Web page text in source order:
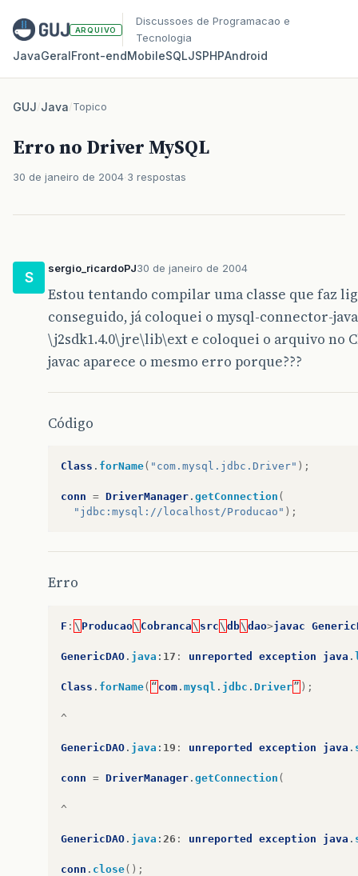
ARQUIVO
Discussoes de Programacao e
Tecnologia
JavaGeralFront‑endMobileSQLJSPHPAndroid
GUJ/Java/Topico
Erro no Driver MySQL
30 de janeiro de 2004 3 respostas
S
sergio_ricardoPJ30 de janeiro de 2004
Estou tentando compilar uma classe que faz
conseguido, já coloquei o mysql-connector-
\j2sdk1.4.0\jre\lib\ext e coloquei o arquivo no
javac aparece o mesmo erro porque???
Código
Class . forName( "com.mysql.jdbc.Driver" );
conn = DriverManager . getConnection (
"jdbc:mysql://localhost/Producao" );
Erro
F : \ Producao\ Cobranca\ src\ db\ dao>javac
GenericDAO . java : 17 : unreported exception java .
Class . forName( “ com . mysql . jdbc . Driver” );
^
GenericDAO . java : 19 : unreported exception java .
conn = DriverManager . getConnection (
^
GenericDAO . java : 26 : unreported exception java .
conn . close();